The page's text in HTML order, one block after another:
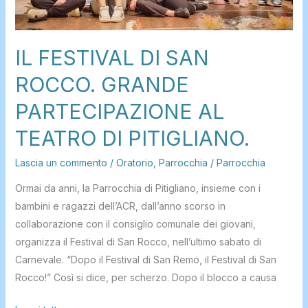
IL FESTIVAL DI SAN
ROCCO. GRANDE
PARTECIPAZIONE AL
TEATRO DI PITIGLIANO.
Lascia un commento / Oratorio Parrocchia / Parrocchia
Ormai da anni, la Parrocchia di Pitigliano, insieme con i
bambini e ragazzi dell’ACR, dall’anno scorso in
collaborazione con il consiglio comunale dei giovani,
organizza il Festival di San Rocco, nell’ultimo sabato di
Carnevale. “Dopo il Festival di San Remo, il Festival di San
Rocco!” Così si dice, per scherzo. Dopo il blocco a causa
PITIGLIANO.